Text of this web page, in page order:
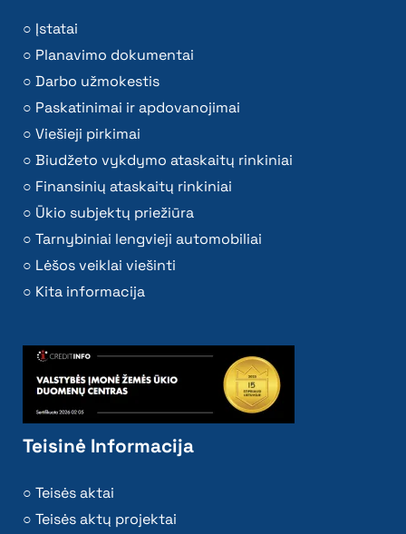
Įstatai
Planavimo dokumentai
Darbo užmokestis
Paskatinimai ir apdovanojimai
Viešieji pirkimai
Biudžeto vykdymo ataskaitų rinkiniai
Finansinių ataskaitų rinkiniai
Ūkio subjektų priežiūra
Tarnybiniai lengvieji automobiliai
Lėšos veiklai viešinti
Kita informacija
Teisinė Informacija
Teisės aktai
Teisės aktų projektai